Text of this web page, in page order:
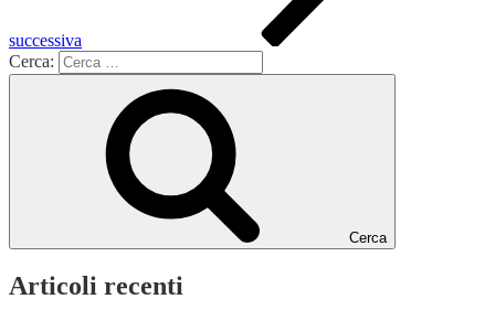
successiva
Cerca:
Cerca
Articoli recenti